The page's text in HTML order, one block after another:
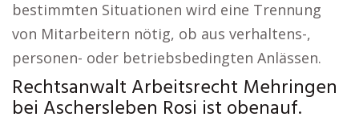
bestimmten Situationen wird eine Trennung
von Mitarbeitern nötig, ob aus verhaltens-,
personen- oder betriebsbedingten Anlässen.
Rechtsanwalt Arbeitsrecht Mehringen
bei Aschersleben Rosi ist obenauf.